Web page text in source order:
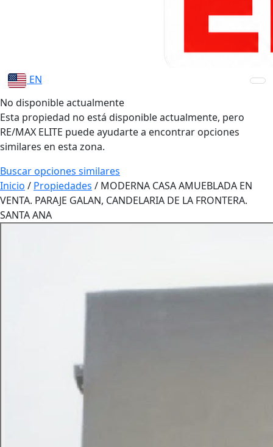
EN
No disponible actualmente
Esta propiedad no está disponible actualmente, pero
RE/MAX ELITE puede ayudarte a encontrar opciones
similares en esta zona.
Buscar opciones similares
Inicio / Propiedades / MODERNA CASA AMUEBLADA EN
VENTA. PARAJE GALAN, CANDELARIA DE LA FRONTERA.
SANTA ANA